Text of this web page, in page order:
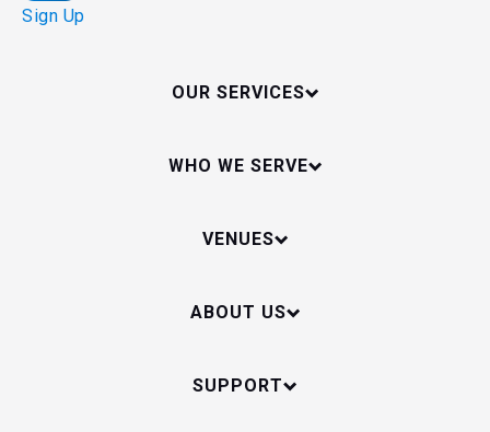
Sign Up
OUR SERVICES
WHO WE SERVE
VENUES
ABOUT US
SUPPORT